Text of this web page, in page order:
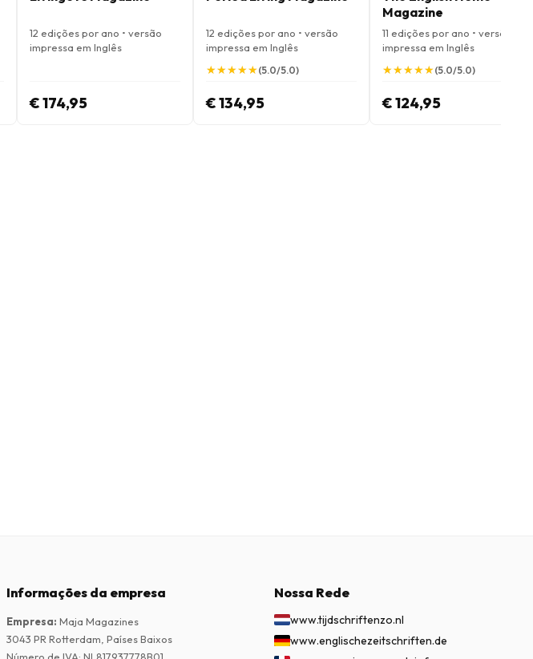
12 edições por ano • versão
impressa em Inglês
€ 174,95
12 edições por ano • versão
impressa em Inglês
★
★★
★★
★★
★★
★(5.0/5.0)
€ 134,95
Magazine
11 edições por ano • versão
impressa em Inglês
★
★★
★★
★★
★★
★(5.0/5.0)
€ 124,95
Informações da empresa
Empresa: Maja Magazines
3043 PR Rotterdam, Países Baixos
Nossa Rede
www.tijdschriftenzo.nl
www.englischezeitschriften.de